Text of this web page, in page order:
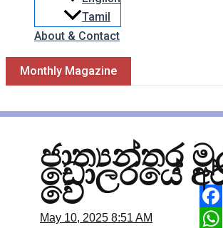
Tamil
About & Contact
Monthly Magazine
ජාත්‍යන්තර
ඩොලරයේ
වේ
May 10, 2025 8:51 AM